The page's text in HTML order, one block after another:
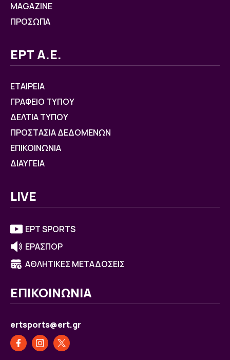
MAGAZINE
ΠΡΟΣΩΠΑ
ΕΡΤ Α.Ε.
ΕΤΑΙΡΕΙΑ
ΓΡΑΦΕΙΟ ΤΥΠΟΥ
ΔΕΛΤΙΑ ΤΥΠΟΥ
ΠΡΟΣΤΑΣΙΑ ΔΕΔΟΜΕΝΩΝ
ΕΠΙΚΟΙΝΩΝΙΑ
ΔΙΑΥΓΕΙΑ
LIVE
ΕΡΤ SPORTS
ΕΡΑΣΠΟΡ
ΑΘΛΗΤΙΚΕΣ ΜΕΤΑΔΟΣΕΙΣ
ΕΠΙΚΟΙΝΩΝΙΑ
ertsports@ert.gr